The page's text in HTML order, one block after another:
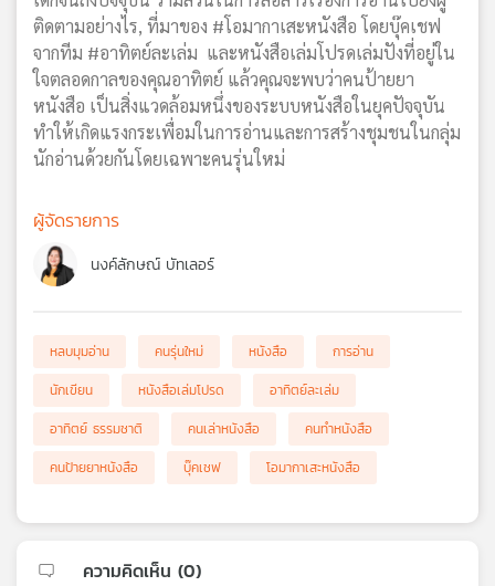
ติดตามอย่างไร, ที่มาของ #โอมากาเสะหนังสือ โดยบุ๊คเชฟ
จากทีม #อาทิตย์ละเล่ม และหนังสือเล่มโปรดเล่มปังที่อยู่ใน
ใจตลอดกาลของคุณอาทิตย์ แล้วคุณจะพบว่าคนป้ายยา
หนังสือ เป็นสิ่งแวดล้อมหนึ่งของระบบหนังสือในยุคปัจจุบัน
ทำให้เกิดแรงกระเพื่อมในการอ่านและการสร้างชุมชนในกลุ่ม
นักอ่านด้วยกันโดยเฉพาะคนรุ่นใหม่
ผู้จัดรายการ
นงค์ลักษณ์ บัทเลอร์
หลบมุมอ่าน คนรุ่นใหม่ หนังสือ
การอ่าน
นักเขียน
หนังสือเล่มโปรด
อาทิตย์ละเล่ม
อาทิตย์ ธรรมชาติ
คนเล่าหนังสือ
คนทำหนังสือ
คนป้ายยาหนังสือ
บุ๊คเชฟ โอมากาเสะหนังสือ
ความคิดเห็น (0)